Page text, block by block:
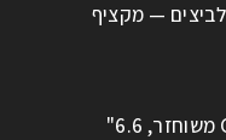
— מקציף
סמסונג Galaxy A42 5G משוחזר, 6.6"